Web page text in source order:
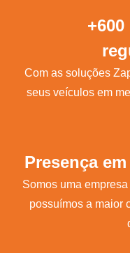
Com as soluções
seus veículos em
Presença
Somos uma
possuímos a maior